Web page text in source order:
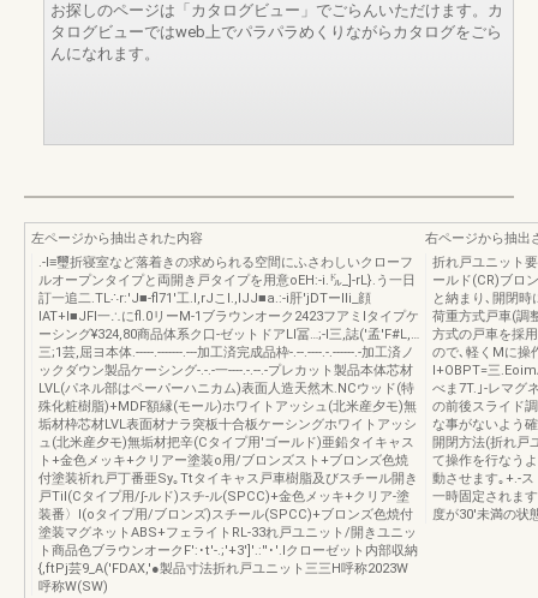
お探しのページは「カタログビュー」でごらんいただけます。カ
タログビューではweb上でパラパラめくりながらカタログをごら
んになれます。
左ページから抽出された内容
.-I≡璽折寝室など落着きの求められる空間にふさわしいクローフ
ルオープンタイプと両開き戸タイプを用意oEH:-i.㌦_]-rL}.う一日
訂一追二.TL∴r:′J■-fl71'工.I,rJこI.,IJJ■a.:-i肝'jDTーlIi_顔
IAT+l■JFI一∴にfl.0リーM-1ブラウンオーク2423フアミlタイプケ
ーシング¥324,80商品体系ク口-ゼットドアLl冨…;-l三,誌('孟'F#L,…
三;1芸,屈ヨ本体.-----.-------.---加工済完成品枠-.--.----.-.------.-加工済ノ
ックダウン製品ケーシング-.-.-一----.-.--.-プレカット製品本体芯材
LVL(パネル部はペーパーハニカム)表面人造天然木.NCウッド(特
殊化粧樹脂)+MDF額縁(モール)ホワイトアッシュ(北米産夕モ)無
垢材枠芯材LVL表面材ナラ突板十合板ケーシングホワイトアッシ
ュ(北米産夕モ)無垢材把辛(Cタイプ用′ゴールド)亜鉛タイキャス
ト+金色メッキ+クリアー塗装o用/ブロンズスト+ブロンズ色焼
付塗装祈れ戸丁番亜Sy｡Ttタイキャス戸車樹脂及びスチール開き
戸Til(Cタイプ用/∫-ルド)スチ-ル(SPCC)+金色メッキ+クリア-塗
装番〉l(oタイプ用/ブロンズ)スチール(SPCC)+ブロンズ色焼付
塗装マグネットABS+フェライトRL-33れ戸ユニット/開きユニッ
ト商品色ブラウンオークF':･t'-.;'+3']'.:''･'.Iクローゼット内部収納
{,ftPj芸9_A('FDAX,'●製品寸法折れ戸ユニット三三H呼称2023W
呼称W(SW)
右ページから抽出
折れ戸ユニット
ールド(CR)ブロ
と納まり､開閉
荷重方式戸車(調
方式の戸車を採
ので､軽くMに操
l+OBPT=三
べま7T.｣-レマグ
の前後スライド
な事がないよう
開閉方法(折れ戸
て操作を行なう
動させます｡+.-
一時固定されま
度が30'未満の状